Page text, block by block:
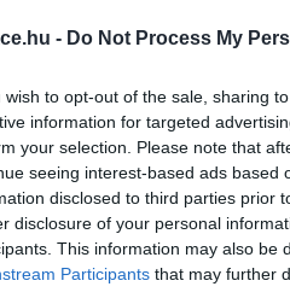
- Do Not Process My
wish to opt-out of the sale, sharing
information for targeted
your selection. Please note that
seeing interest-based ads based
disclosed to third parties prior
disclosure of your personal
This information may also be
Participants that may further